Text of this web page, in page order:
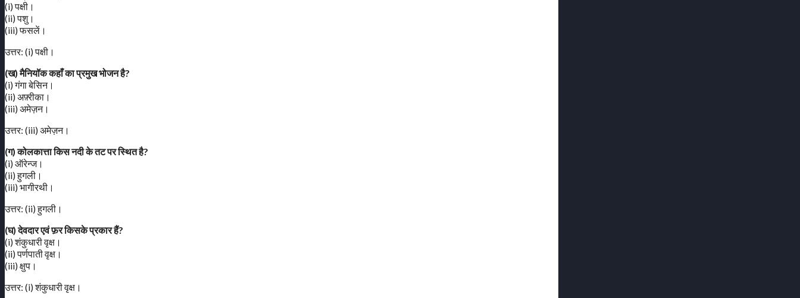
(i) पक्षी।
(ii) पशु।
(iii) फसलें।
उत्तर: (i) पक्षी।
(ख) मैनियॉक कहाँ का प्रमुख भोजन है?
(i) गंगा बेसिन।
(ii) अफ़्रीका।
(iii) अमेज़न।
उत्तर: (iii) अमेज़न।
(ग) कोलकात्ता किस नदी के तट पर स्थित है?
(i) ऑरेन्ज।
(ii) हुगली।
(iii) भागीरथी।
उत्तर: (ii) हुगली।
(घ) देवदार एवं फ़र किसके प्रकार हैं?
(i) शंकुधारी वृक्ष।
(ii) पर्णपाती वृक्ष।
(iii) क्षुप।
उत्तर: (i) शंकुधारी वृक्ष।